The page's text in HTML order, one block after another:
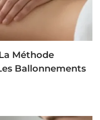
Méthode
Ballonnements